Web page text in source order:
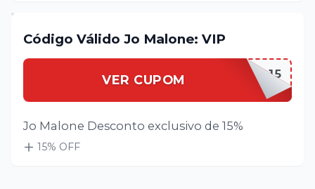
Código Válido Jo Malone: VIP
VER CUPOM JOMALOVIP15
Jo Malone Desconto exclusivo de 15%
15% OFF